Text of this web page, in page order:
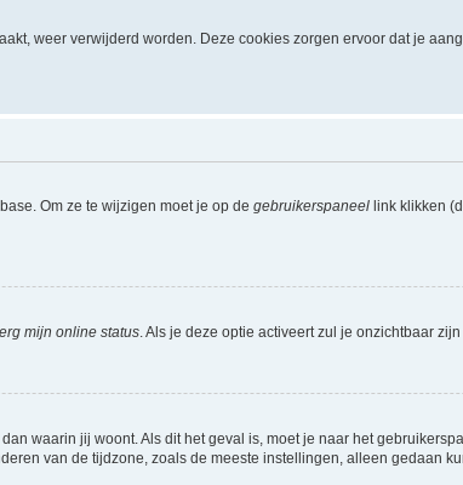
weer verwijderd worden. Deze cookies zorgen ervoor dat je
Om ze te wijzigen moet je op de gebruikerspaneel link klikken
mijn online status . Als je deze optie activeert zul je onzichtbaar
waarin jij woont. Als dit het geval is, moet je naar het
van de tijdzone, zoals de meeste instellingen, alleen gedaan